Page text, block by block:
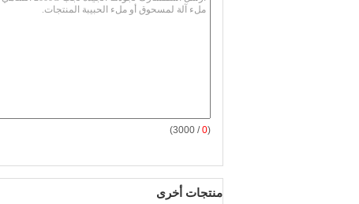
(
0
/ 3000)
منتجات أخرى